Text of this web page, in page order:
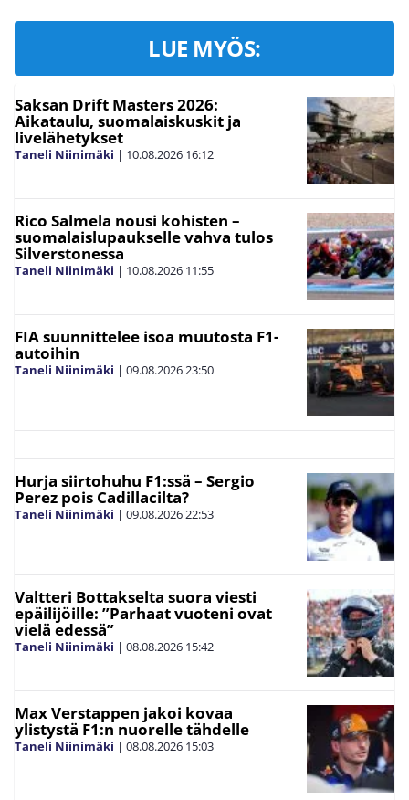
LUE MYÖS:
Saksan Drift Masters 2026:
Aikataulu, suomalaiskuskit ja
livelähetykset
Taneli Niinimäki | 10.08.2026 16:12
Rico Salmela nousi kohisten –
suomalaislupaukselle vahva tulos
Silverstonessa
Taneli Niinimäki | 10.08.2026 11:55
FIA suunnittelee isoa muutosta F1-
autoihin
Taneli Niinimäki | 09.08.202623:50
Hurja siirtohuhu F1:ssä – Sergio
Perez pois Cadillacilta?
Taneli Niinimäki | 09.08.202622:53
Valtteri Bottakselta suora viesti
epäilijöille: ”Parhaat vuoteni ovat
vielä edessä”
Taneli Niinimäki | 08.08.2026 15:42
Max Verstappen jakoi kovaa
ylistystä F1:n nuorelle tähdelle
Taneli Niinimäki | 08.08.2026 15:03